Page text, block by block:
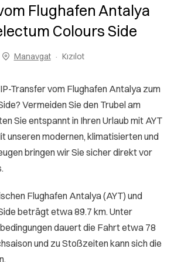
Flughafen Antalya
Colours Side
Manavgat Kızılot
Transfer vom Flughafen Antalya zum
Vermeiden Sie den Trubel am
Sie entspannt in Ihren Urlaub mit AYT
unseren modernen, klimatisierten und
bringen wir Sie sicher direkt vor
Flughafen Antalya (AYT) und
beträgt etwa 89.7 km. Unter
dauert die Fahrt etwa 78
und zu Stoßzeiten kann sich die